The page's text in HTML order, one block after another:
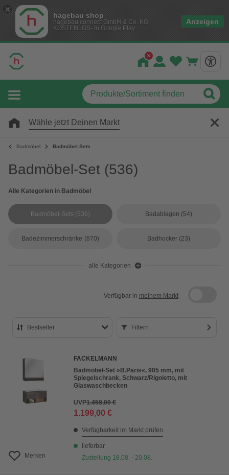
hagebau shop
hagebau connect GmbH & Co. KG
KOSTENLOS- In Google Play
Anzeigen
Wähle jetzt Deinen Markt
Badmöbel Badmöbel-Sets
Badmöbel-Set (536)
Alle Kategorien in Badmöbel
Badmöbel-Sets (536) Badablagen (54)
Badezimmerschränke (870) Badhocker (23)
alle Kategorien
Verfügbar in meinem Markt
Bestseller
Preis aufsteigend
Preis absteigend
Bewertung
Filtern
Merken
FACKELMANN
Badmöbel-Set »B.Paris«, 905 mm, mit
Spiegelschrank, Schwarz/Rigoletto, mit
Glaswaschbecken
UVP1.458,00 €
1.199,00 €
Verfügbarkeit im Markt prüfen
lieferbar
Zustellung 18.08. - 20.08.